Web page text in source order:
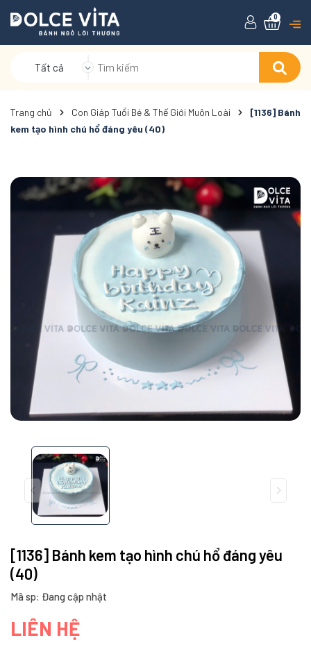
Tất cả
0
Trang chủ Con Giáp Tuổi Bé & Thế Giới Muôn Loài
[1136] Bánh
kem tạo hình chú hổ đáng yêu (40)
[1136] Bánh kem tạo hình chú hổ đáng yêu
(40)
Mã sp: Đang cập nhật
LIÊN HỆ